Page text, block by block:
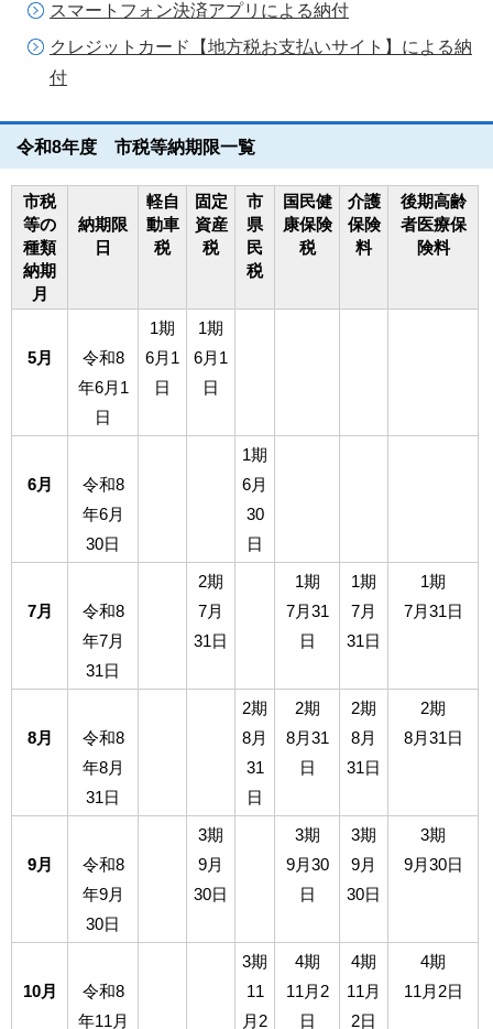
スマートフォン決済アプリによる納付
クレジットカード【地方税お支払いサイト】による納
付
令和8年度 市税等納期限一覧
市税
等の
種類
納期
月
納期限
日
軽自
動車
税
固定
資産
税
市
県
民
税
国民健
康保険
税
介護
保険
料
後期高齢
者医療保
険料
5月
令和8
年6月1
日
1期
6月1
日
1期
6月1
日
6月
令和8
年6月
30日
1期
6月
30
日
7月
令和8
年7月
31日
2期
7月
31日
1期
7月31
日
1期
7月
31日
1期
7月31日
8月
令和8
年8月
31日
2期
8月
31
日
2期
8月31
日
2期
8月
31日
2期
8月31日
9月
令和8
年9月
30日
3期
9月
30日
3期
9月30
日
3期
9月
30日
3期
9月30日
10月
令和8
年11月
3期
11
月2
4期
11月2
日
4期
11月
2日
4期
11月2日